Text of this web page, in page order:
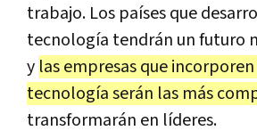
trabajo. Los países que
tecnología tendrán un futuro
y las empresas que
tecnología serán las más
transformarán en líderes.